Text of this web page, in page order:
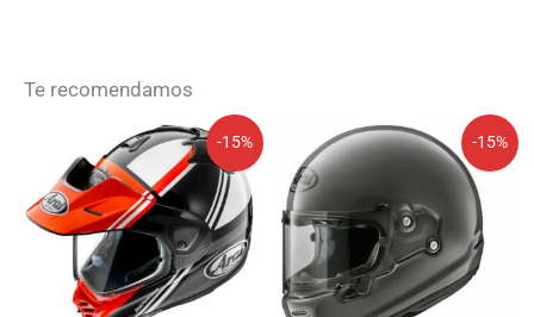
Te recomendamos
-15%
precio
original
era:
999,94€.
El
precio
actual
es:
849,95€.
-15%
El
precio
era:
699,95€.
El
precio
actual
594,96€.